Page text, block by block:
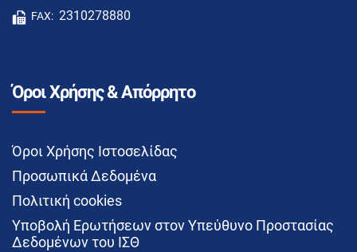
FAX: 2310278880
Όροι Χρήσης & Απόρρητο
Όροι Χρήσης Ιστοσελίδας
Προσωπικά Δεδομένα
Πολιτική cookies
Υποβολή Ερωτήσεων στον Υπεύθυνο Προστασίας
Δεδομένων του ΙΣΘ